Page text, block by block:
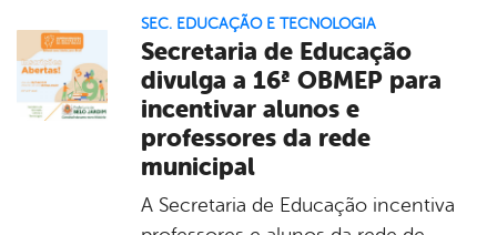
SEC. EDUCAÇÃO E TECNOLOGIA
Secretaria de Educação
divulga a 16ª OBMEP para
incentivar alunos e
professores da rede
municipal
A Secretaria de Educação incentiva